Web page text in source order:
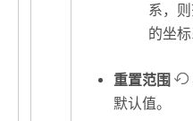
系，
的坐标
重置范围
默认值。